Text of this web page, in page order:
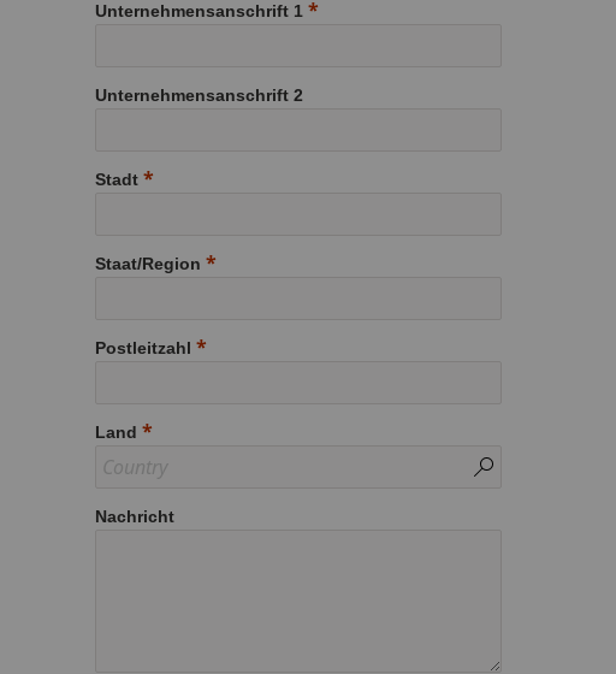
Unternehmensanschrift 1
Unternehmensanschrift 2
Stadt
Staat/Region
Postleitzahl
Land
Nachricht